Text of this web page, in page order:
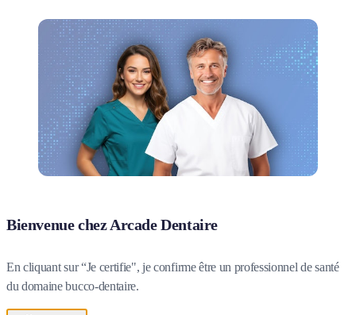
Bienvenue chez Arcade Dentaire
En cliquant sur “Je certifie", je confirme être un professionnel de santé
du domaine bucco-dentaire.